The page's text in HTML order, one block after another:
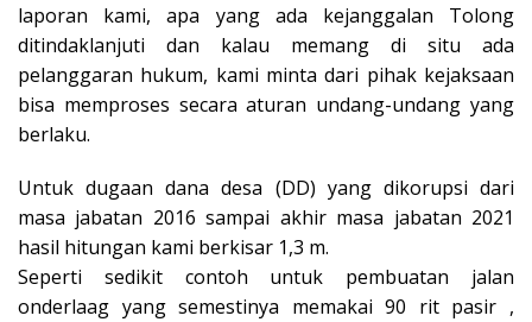
laporan kami, apa yang ada kejanggalan Tolong
ditindaklanjuti dan kalau memang di situ ada
pelanggaran hukum, kami minta dari pihak kejaksaan
bisa memproses secara aturan undang-undang yang
berlaku.
Untuk dugaan dana desa (DD) yang dikorupsi dari
masa jabatan 2016 sampai akhir masa jabatan 2021
hasil hitungan kami berkisar 1,3 m.
Seperti sedikit contoh untuk pembuatan jalan
onderlaag yang semestinya memakai 90 rit pasir ,